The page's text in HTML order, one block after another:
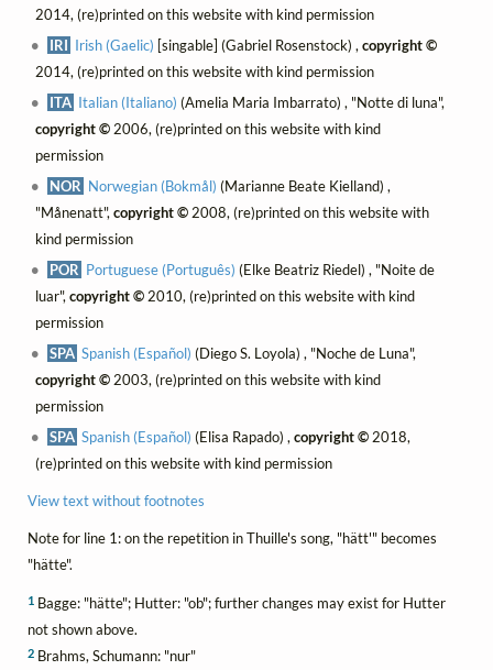
2014, (re)printed on this website with kind permission
IRI Irish (Gaelic) [singable] (Gabriel Rosenstock) ,copyright ©
2014, (re)printed on this website with kind permission
ITA Italian (Italiano) (Amelia Maria Imbarrato) , "Notte di luna",
copyright ©2006, (re)printed on this website with kind
permission
NOR Norwegian (Bokmål) (Marianne Beate Kielland) ,
"Månenatt", copyright ©2008, (re)printed on this website with
kind permission
POR Portuguese (Português) (Elke Beatriz Riedel) , "Noite de
luar", copyright ©2010, (re)printed on this website with kind
permission
SPA Spanish (Español) (Diego S. Loyola) , "Noche de Luna",
copyright ©2003, (re)printed on this website with kind
permission
SPA Spanish (Español) (Elisa Rapado) ,copyright ©2018,
(re)printed on this website with kind permission
View text without footnotes
Note for line 1: on the repetition in Thuille's song, "hätt'" becomes
"hätte".
1Bagge: "hätte"; Hutter: "ob"; further changes may exist for Hutter
not shown above.
2Brahms, Schumann: "nur"